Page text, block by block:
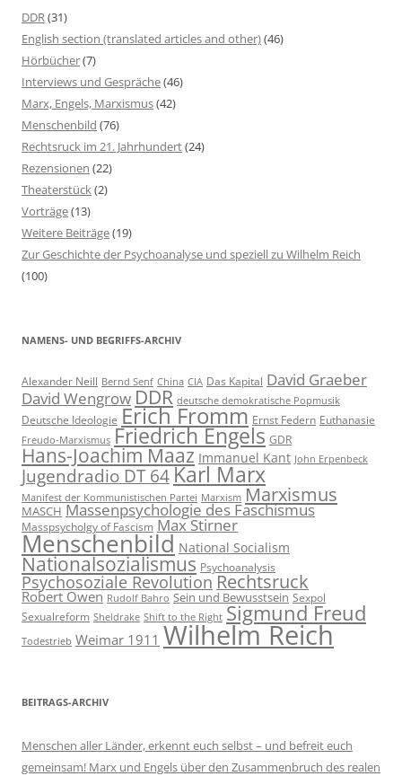
n
n
a
c
h
:
DDR(31)
English section (translated articles and other)(46)
Hörbücher(7)
Interviews und Gespräche(46)
Marx, Engels, Marxismus(42)
Menschenbild (76)
Rechtsruck im 21. Jahrhundert(24)
Rezensionen (22)
Theaterstück(2)
Vorträge(13)
Weitere Beiträge(19)
Zur Geschichte der Psychoanalyse und speziell zu Wilhelm Reich
(100)
NAMENS- UND BEGRIFFS-ARCHIV
Alexander Neill Bernd Senf China CIA Das Kapital David Graeber
David Wengrow DDR deutsche demokratische Popmusik
Deutsche Ideologie Erich Fromm Ernst Federn Euthanasie
Freudo-Marxismus Friedrich Engels GDR
Hans-Joachim Maaz Immanuel Kant John Erpenbeck
Jugendradio DT 64Karl Marx
Manifest der Kommunistischen Partei Marxism Marxismus
MASCH Massenpsychologie des Faschismus
Masspsycholgy of Fascism Max Stirner
Menschenbild National Socialism
Nationalsozialismus Psychoanalysis
Psychosoziale Revolution Rechtsruck
Robert Owen Rudolf Bahro Sein und Bewusstsein Sexpol
Sexualreform Sheldrake Shift to the Right Sigmund Freud
Todestrieb Weimar 1911 Wilhelm Reich
BEITRAGS-ARCHIV
Menschen aller Länder, erkennt euch selbst – und befreit euch
gemeinsam! Marx und Engels über den Zusammenbruch des realen